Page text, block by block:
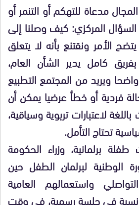
مدعاة للتهكم أو التنمر أو
السؤال المركزي: كيف وصلنا إلى
الأمر ونقتنع بأنه لا يتعلق
كامل يدير الشأن العام،
ويريد من المجتمع التطبيع
فردية أو خطأ عرضيا يمكن أن
لاعتبارات تربوية وسياقية،
تحتاج التأمل.
برلمانية، وزراء الحكومة
الوطنية لبرلمان الطفل حين
واستعمالهم العامية
في جلسة رسمية، في وقت